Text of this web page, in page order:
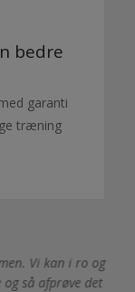
bedre
garanti
træning
Vi kan i ro og
så afprøve det